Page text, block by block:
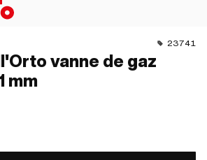
23741
vanne de gaz
mm